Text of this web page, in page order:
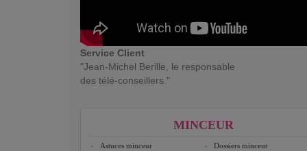
Service Client
"Jean-Michel Berille, le responsable
des télé-conseillers."
MINCEUR
Astuces minceur
Dossiers minceur